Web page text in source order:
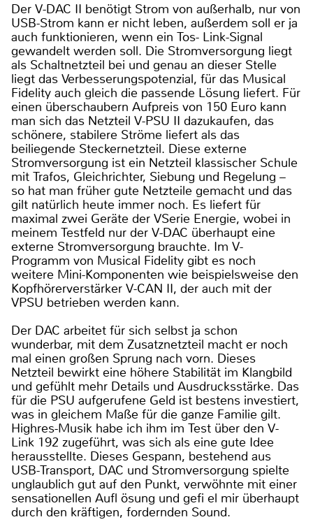
Der V-DAC II benötigt Strom von außerhalb, nur von
USB-Strom kann er nicht leben, außerdem soll er ja
auch funktionieren, wenn ein Tos- Link-Signal
gewandelt werden soll. Die Stromversorgung liegt
als Schaltnetzteil bei und genau an dieser Stelle
liegt das Verbesserungspotenzial, für das Musical
Fidelity auch gleich die passende Lösung liefert. Für
einen überschaubern Aufpreis von 150 Euro kann
man sich das Netzteil V-PSU II dazukaufen, das
schönere, stabilere Ströme liefert als das
beiliegende Steckernetzteil. Diese externe
Stromversorgung ist ein Netzteil klassischer Schule
mit Trafos, Gleichrichter, Siebung und Regelung –
so hat man früher gute Netzteile gemacht und das
gilt natürlich heute immer noch. Es liefert für
maximal zwei Geräte der VSerie Energie, wobei in
meinem Testfeld nur der V-DAC überhaupt eine
externe Stromversorgung brauchte. Im V-
Programm von Musical Fidelity gibt es noch
weitere Mini-Komponenten wie beispielsweise den
Kopfhörerverstärker V-CAN II, der auch mit der
VPSU betrieben werden kann.
Der DAC arbeitet für sich selbst ja schon
wunderbar, mit dem Zusatznetzteil macht er noch
mal einen großen Sprung nach vorn. Dieses
Netzteil bewirkt eine höhere Stabilität im Klangbild
und gefühlt mehr Details und Ausdrucksstärke. Das
für die PSU aufgerufene Geld ist bestens investiert,
was in gleichem Maße für die ganze Familie gilt.
Highres-Musik habe ich ihm im Test über den V-
Link 192 zugeführt, was sich als eine gute Idee
herausstellte. Dieses Gespann, bestehend aus
USB-Transport, DAC und Stromversorgung spielte
unglaublich gut auf den Punkt, verwöhnte mit einer
sensationellen Aufl ösung und gefi el mir überhaupt
durch den kräftigen, fordernden Sound.